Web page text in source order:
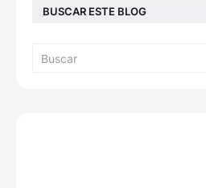
BUSCAR ESTE BLOG